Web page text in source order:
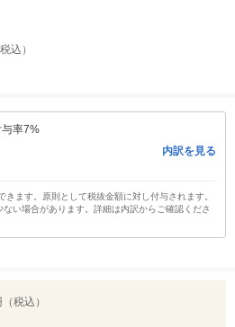
込）
率7%
内訳を見る
ます。原則として税抜金額に対し付与されます。
い場合があります。詳細は内訳からご確認くださ
税込）